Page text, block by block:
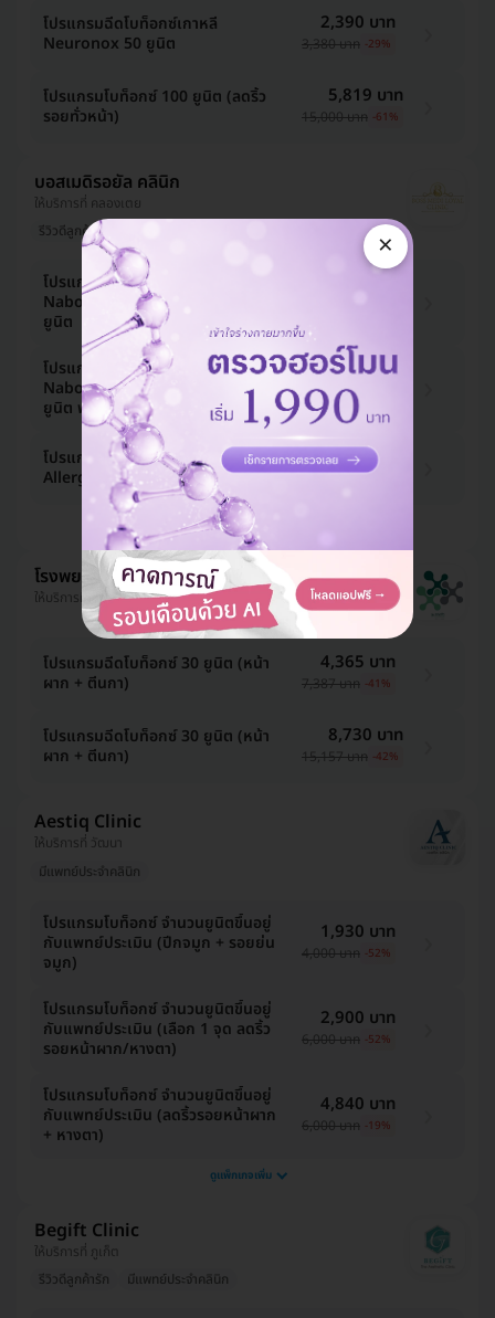
โปรแกรมฉีดโบท็อกซ์เกาหลี
Neuronox 50 ยูนิต
2,390 บาท
3,380 บาท -29%
โปรแกรมโบท็อกซ์ 100 ยูนิต (ลดริ้ว
รอยทั่วหน้า)
5,819 บาท
15,000 บาท -61%
บอสเมดิรอยัล คลินิก
ให้บริการที่ คลองเตย
รีวิวดีลูกค้ารัก
โปรแกรมฉีดโบท็อกซ์เกาหลี
Nabota/Hugel/Neuronox 50
ยูนิต
โปรแกรมฉีดโบท็อกซ์เกาหลี
Nabota/Hugel/Neuronox 100
ยูนิต ฟรี! เมโสแฟต 10 ซีซี
4,650 บาท
6,500 บาท
โปรแกรมฉีดโบท็อกซ์อเมริกา
Allergan 50 ยูนิต
6,990 บาท
9,750 บาท -28%
ดูแพ็กเกจเพิ่ม
โรงพยาบาลพญาไท ศรีราชา
ให้บริการที่ ชลบุรี
โปรแกรมฉีดโบท็อกซ์ 30 ยูนิต (หน้า
ผาก + ตีนกา)
4,365 บาท
7,387 บาท -41%
โปรแกรมฉีดโบท็อกซ์ 30 ยูนิต (หน้า
ผาก + ตีนกา)
8,730 บาท
15,157 บาท -42%
Aestiq Clinic
ให้บริการที่ วัฒนา
มีแพทย์ประจำคลินิก
โปรแกรมโบท็อกซ์ จำนวนยูนิตขึ้นอยู่
กับแพทย์ประเมิน (ปีกจมูก + รอยย่น
จมูก)
1,930 บาท
4,000 บาท -52%
โปรแกรมโบท็อกซ์ จำนวนยูนิตขึ้นอยู่
กับแพทย์ประเมิน (เลือก 1 จุด ลดริ้ว
รอยหน้าผาก/หางตา)
2,900 บาท
6,000 บาท -52%
โปรแกรมโบท็อกซ์ จำนวนยูนิตขึ้นอยู่
กับแพทย์ประเมิน (ลดริ้วรอยหน้าผาก
+ หางตา)
4,840 บาท
6,000 บาท -19%
ดูแพ็กเกจเพิ่ม
Begift Clinic
ให้บริการที่ ภูเก็ต
รีวิวดีลูกค้ารัก
มีแพทย์ประจำคลินิก
×